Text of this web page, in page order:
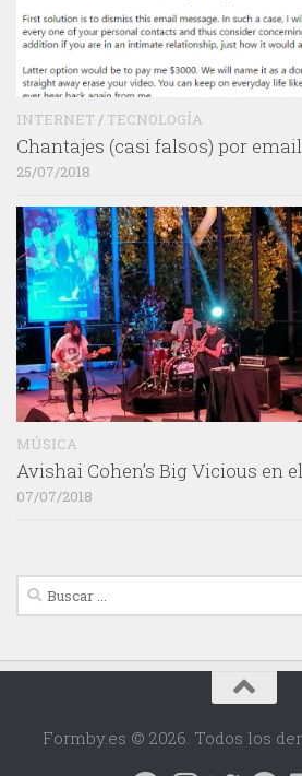
INTERNET / TECNOLOGÍA
Chantajes (casi falsos) por email
25/07/2018
MÚSICA
Avishai Cohen’s Big Vicious en
07/07/2018
Buscar:
Formby.es © 2026. Todos los